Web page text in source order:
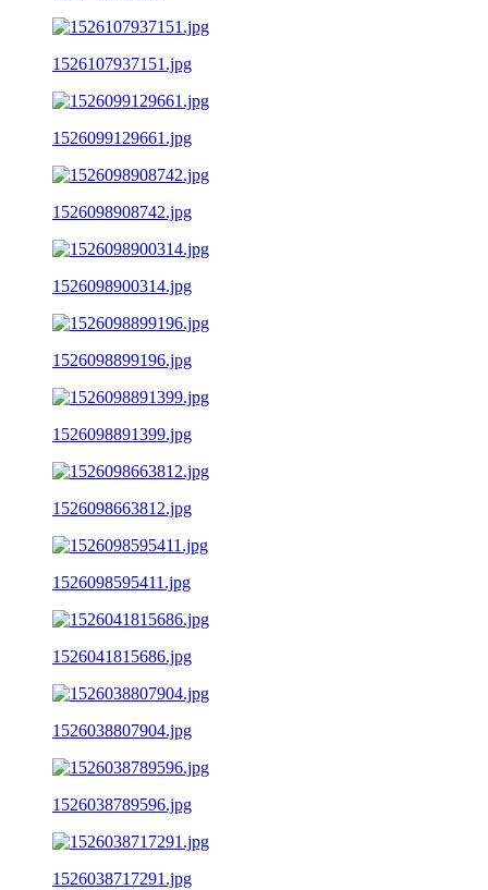
1526107937151.jpg
1526099129661.jpg
1526098908742.jpg
1526098900314.jpg
1526098899196.jpg
1526098891399.jpg
1526098663812.jpg
1526098595411.jpg
1526041815686.jpg
1526038807904.jpg
1526038789596.jpg
1526038717291.jpg